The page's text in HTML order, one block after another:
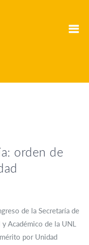
orden de
de la Secretaría de
Académico de la UNL
por Unidad